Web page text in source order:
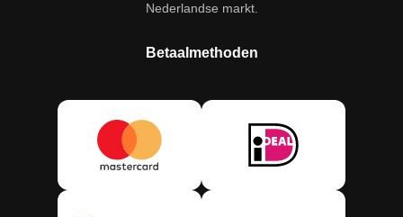
Nederlandse markt.
Betaalmethoden